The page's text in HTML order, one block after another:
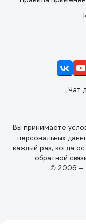
Чат
Вы принимаете
персональных
каждый раз, когда
обратной
© 2006 —